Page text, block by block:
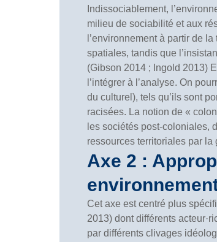
Indissociablement,
milieu de sociabilité et aux
l’environnement à partir de
spatiales, tandis que
(Gibson 2014 ; Ingold 2013)
l’intégrer à l’analyse. On
du culturel), tels qu’ils sont
racisées. La notion de «
les sociétés post-coloniales,
ressources territoriales par
Axe 2 :
Cet axe est centré plus
2013) dont différents
par différents clivages